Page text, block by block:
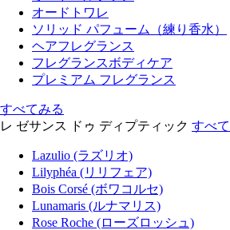
オードトワレ
ソリッド パフューム（練り香水）
ヘアフレグランス
フレグランスボディケア
プレミアム フレグランス
すべてみる
レ ゼサンス ドゥ ディプティック すべ
Lazulio (ラズリオ)
Lilyphéa (リリフェア)
Bois Corsé (ボワコルセ)
Lunamaris (ルナマリス)
Rose Roche (ローズロッシュ)